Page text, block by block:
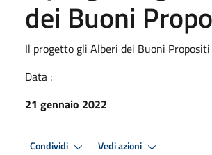
dei Buoni
Il progetto gli Alberi dei Buoni Propositi
Data :
21 gennaio 2022
Condividi Vedi azioni